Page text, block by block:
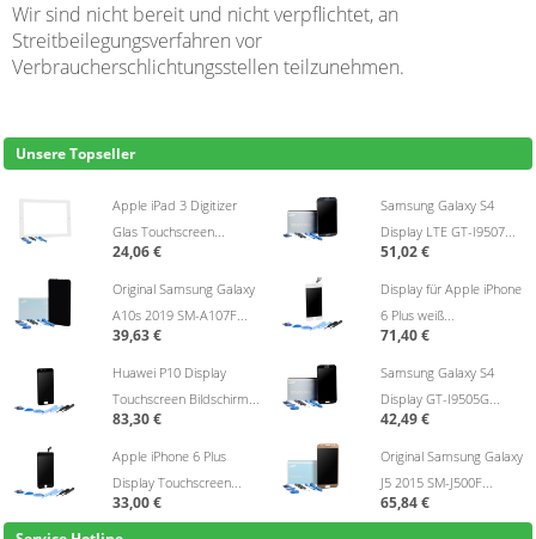
Wir sind nicht bereit und nicht verpflichtet, an
Streitbeilegungsverfahren vor
Verbraucherschlichtungsstellen teilzunehmen.
Unsere Topseller
Apple iPad 3 Digitizer
Glas Touchscreen...
24,06 €
Samsung Galaxy S4
Display LTE GT-I9507...
51,02 €
Original Samsung Galaxy
A10s 2019 SM-A107F...
39,63 €
Display für Apple iPhone
6 Plus weiß...
71,40 €
Huawei P10 Display
Touchscreen Bildschirm...
83,30 €
Samsung Galaxy S4
Display GT-I9505G...
42,49 €
Apple iPhone 6 Plus
Display Touchscreen...
33,00 €
Original Samsung Galaxy
J5 2015 SM-J500F...
65,84 €